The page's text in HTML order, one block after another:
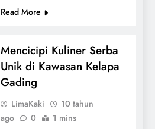
Read More
Mencicipi Kuliner Serba
Unik di Kawasan Kelapa
Gading
LimaKaki
10 tahun
ago
0 1 mins